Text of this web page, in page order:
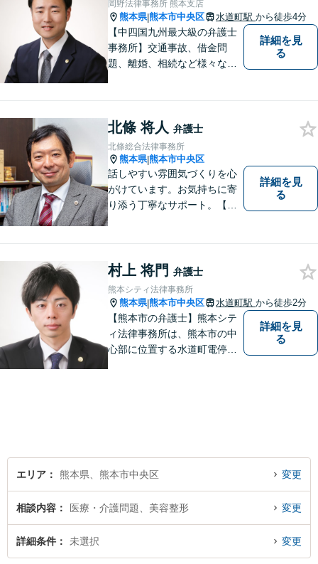
ます。お気軽にご相談くださ
い。
岡野法律事務所 熊本支店
熊本県|熊本市中央区 水道町駅 から徒歩4分
【中四国九州最大級の弁護士
事務所】交通事故、借金問
題、離婚、相続など様々な問
い！
詳細を見
る
北條 将人 弁護士
北條総合法律事務所
熊本県|熊本市中央区
話しやすい雰囲気づくりを心
がけています。お気持ちに寄
り添う丁寧なサポート。【借
ート。企業からのご相談も承
ります【交通事故】弁護士費
用特約の利用可【夜間・休日
面談可】
詳細を見
る
村上 将門 弁護士
熊本シティ法律事務所
熊本県|熊本市中央区 水道町駅 から徒歩2分
【熊本市の弁護士】熊本シテ
ィ法律事務所は、熊本市の中
心部に位置する水道町電停よ
詳細を見
る
エリア 熊本県、熊本市中央区 変更
相談内容 医療・介護問題、美容整形 変更
詳細条件 未選択 変更